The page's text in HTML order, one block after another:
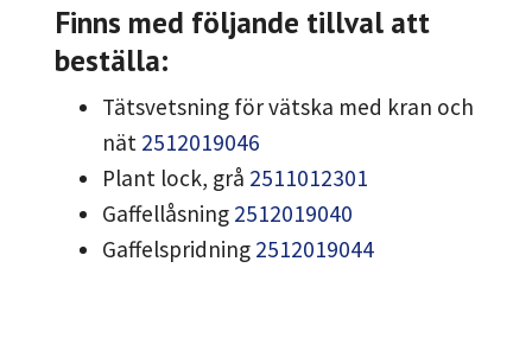
Finns med följande tillval att
beställa:
Tätsvetsning för vätska med kran och
nät 2512019046
Plant lock, grå 2511012301
Gaffellåsning 2512019040
Gaffelspridning 2512019044